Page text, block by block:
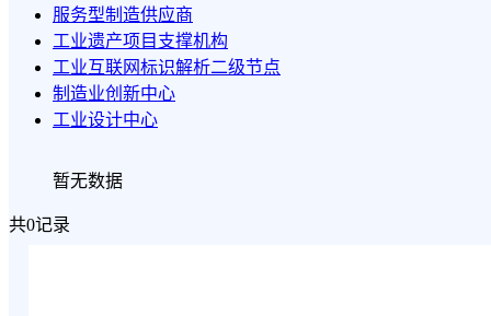
服务型制造供应商
工业遗产项目支撑机构
工业互联网标识解析二级节点
制造业创新中心
工业设计中心
暂无数据
共0记录